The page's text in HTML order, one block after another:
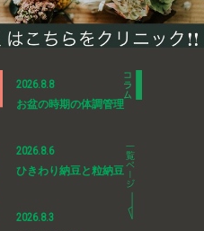
2026.8.8
お盆の時期の体調管理
2026.8.6
ひきわり納豆と粒納豆
2026.8.3